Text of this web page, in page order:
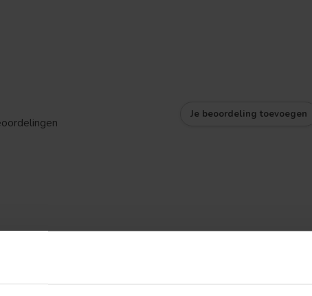
Je beoordeling toevoegen